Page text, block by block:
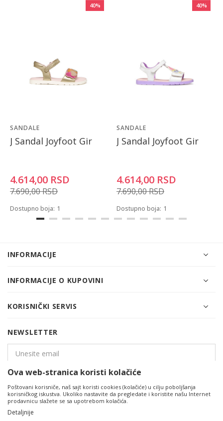
40%
SANDALE
J Sandal Joyfoot Gir
4.614,00 RSD
7.690,00RSD
Dostupno boja: 1
40%
SANDALE
J Sandal Joyfoot Gir
4.614,00 RSD
7.690,00RSD
Dostupno boja: 1
INFORMACIJE
INFORMACIJE O KUPOVINI
KORISNIČKI SERVIS
NEWSLETTER
PRIJAVITE SE
Ova web-stranica koristi kolačiće
Poštovani korisniče, naš sajt koristi cookies (kolačiće) u cilju poboljšanja
korisničkog iskustva. Ukoliko nastavite da pregledate i koristite našu Internet
prodavnicu slažete se sa upotrebom kolačića.
Detaljnije